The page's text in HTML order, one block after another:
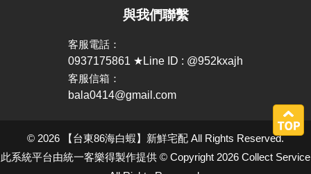
與我們聯繫
客服電話：
0937175861 ★Line ID : @952kxajh
客服信箱：
bala0414@gmail.com
© 2026 【台東86海白蝦】新鮮宅配 All Rights Reserved.
此系統平台由統一客樂得製作提供 © Copyright 2026 Collect Service